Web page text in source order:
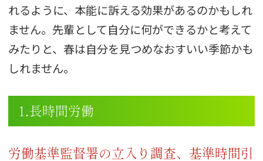
れるように、本能に訴える効果があるのかもしれ
ません。先輩として自分に何ができるかと考えて
みたりと、春は自分を見つめなおすいい季節かも
しれません。
1.長時間労働
労働基準監督署の立入り調査、基準時間引